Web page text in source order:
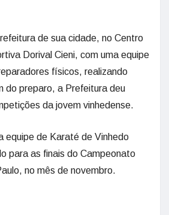
de sua cidade, no Centro
Dorival Cieni, com uma equipe
físicos, realizando
do preparo, a Prefeitura deu
da jovem vinhedense.
equipe de Karaté de Vinhedo
para as finais do Campeonato
no mês de novembro.